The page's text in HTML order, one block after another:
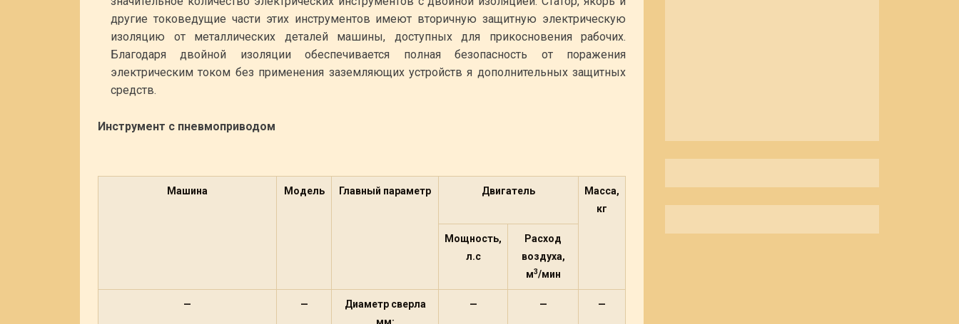
другие токоведущие части этих инструментов имеют вторичную защитную электрическую
изоляцию от металлических деталей машины, доступных для прикосновения рабочих.
Благодаря двойной изоляции обеспечивается полная безопасность от поражения
электрическим током без применения заземляющих устройств я дополнительных защитных
средств.
Инструмент с пневмоприводом
Машина Модель Главный параметр Двигатель
Масса,
кг
Мощность,
л.с
Расход
воздуха,
м3/мин
— —
Диаметр сверла
— — —